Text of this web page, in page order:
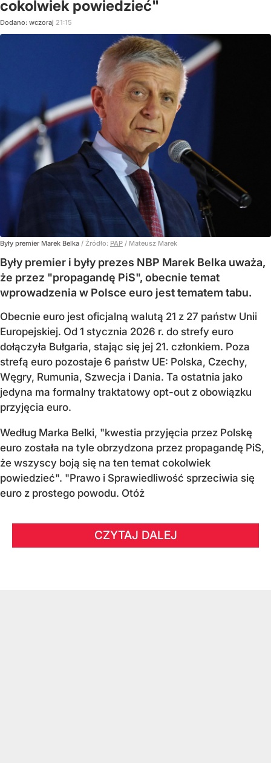
cokolwiek powiedzieć"
Dodano: wczoraj 21:15
Były premier Marek Belka / Źródło: PAP / Mateusz Marek
Były premier i były prezes NBP Marek Belka uważa,
że przez "propagandę PiS", obecnie temat
wprowadzenia w Polsce euro jest tematem tabu.
Obecnie euro jest oficjalną walutą 21 z 27 państw Unii
Europejskiej. Od 1 stycznia 2026 r. do strefy euro
dołączyła Bułgaria, stając się jej 21. członkiem. Poza
strefą euro pozostaje 6 państw UE: Polska, Czechy,
Węgry, Rumunia, Szwecja i Dania. Ta ostatnia jako
jedyna ma formalny traktatowy opt-out z obowiązku
przyjęcia euro.
Według Marka Belki, "kwestia przyjęcia przez Polskę
euro została na tyle obrzydzona przez propagandę PiS,
że wszyscy boją się na ten temat cokolwiek
powiedzieć". "Prawo i Sprawiedliwość sprzeciwia się
euro z prostego powodu. Otóż
CZYTAJ DALEJ